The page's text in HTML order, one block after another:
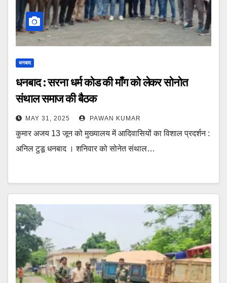
धनबाद
धनबाद : सरना धर्म कोड की माँग को लेकर सोनोत
संथाल समाज की बैठक
MAY 31, 2025 PAWAN KUMAR
कुमार अजय 13 जून को मुख्यालय में आदिवासियों का विशाल प्रदर्शन :
अनिल टुडू धनबाद । शनिवार को सोनेत संथाल…